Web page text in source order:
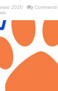
2020